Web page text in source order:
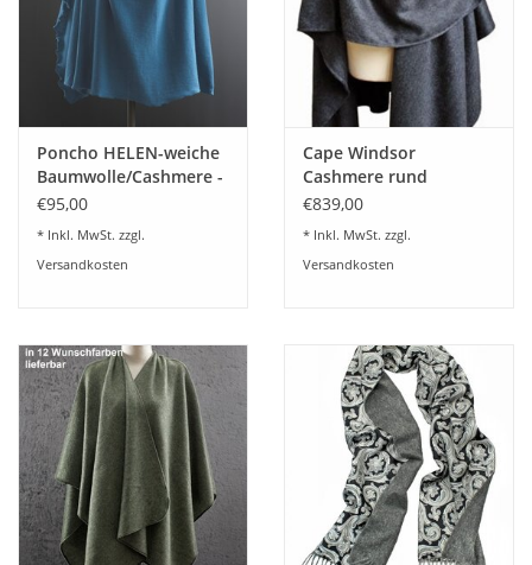
Poncho HELEN-weiche
Baumwolle/Cashmere -
12 Farben lieferbar
€95,00
* Inkl. MwSt. zzgl.
Versandkosten
Cape Windsor
Cashmere rund
gesäumt 31127U - in 7
€839,00
* Inkl. MwSt. zzgl.
Versandkosten